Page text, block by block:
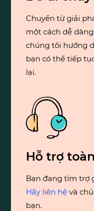
Chuyển từ giải
một cách dễ
chúng tôi hướng
bạn có thể tiếp
lại.
Hỗ trợ
Bạn đang tìm trợ
Hãy liên hệ và
bạn.